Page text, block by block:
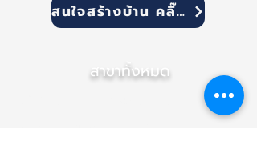
สนใจสร้างบ้าน คลิ๊ก!
สาขาทั้งหมด